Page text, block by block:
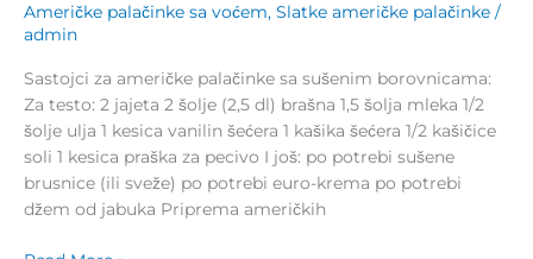
Američke palačinke sa voćem, Slatke američke palačinke /
admin
Sastojci za američke palačinke sa sušenim borovnicama:
Za testo: 2 jajeta 2 šolje (2,5 dl) brašna 1,5 šolja mleka 1/2
šolje ulja 1 kesica vanilin šećera 1 kašika šećera 1/2 kašičice
soli 1 kesica praška za pecivo I još: po potrebi sušene
brusnice (ili sveže) po potrebi euro-krema po potrebi
džem od jabuka Priprema američkih